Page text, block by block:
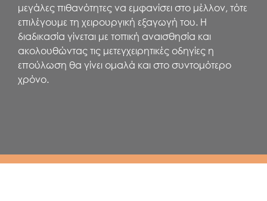
μεγάλες πιθανότητες να εμφανίσει στο μέλλον, τότε
επιλέγουμε τη χειρουργική εξαγωγή του. Η
διαδικασία γίνεται με τοπική αναισθησία και
ακολουθώντας τις μετεγχειρητικές οδηγίες η
επούλωση θα γίνει ομαλά και στο συντομότερο
χρόνο.